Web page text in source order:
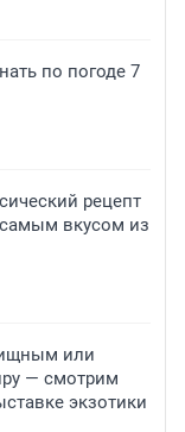
по погоде 7
рецепт
вкусом из
или
— смотрим
экзотики